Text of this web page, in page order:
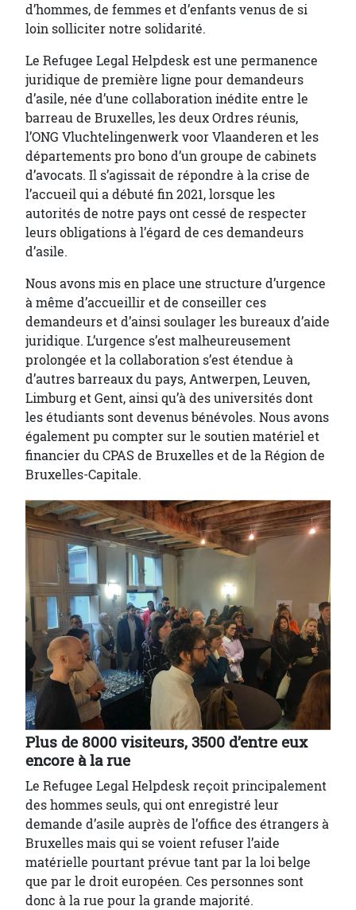
d’hommes, de femmes et d’enfants venus de si
loin solliciter notre solidarité.
Le Refugee Legal Helpdesk est une permanence
juridique de première ligne pour demandeurs
d’asile, née d’une collaboration inédite entre le
barreau de Bruxelles, les deux Ordres réunis,
l’ONG Vluchtelingenwerk voor Vlaanderen et les
départements pro bono d’un groupe de cabinets
d’avocats. Il s’agissait de répondre à la crise de
l’accueil qui a débuté fin 2021, lorsque les
autorités de notre pays ont cessé de respecter
leurs obligations à l’égard de ces demandeurs
d’asile.
Nous avons mis en place une structure d’urgence
à même d’accueillir et de conseiller ces
demandeurs et d’ainsi soulager les bureaux d’aide
juridique. L’urgence s’est malheureusement
prolongée et la collaboration s’est étendue à
d’autres barreaux du pays, Antwerpen, Leuven,
Limburg et Gent, ainsi qu’à des universités dont
les étudiants sont devenus bénévoles. Nous avons
également pu compter sur le soutien matériel et
financier du CPAS de Bruxelles et de la Région de
Bruxelles-Capitale.
Plus de 8000 visiteurs, 3500 d’entre eux
encore à la rue
Le Refugee Legal Helpdesk reçoit principalement
des hommes seuls, qui ont enregistré leur
demande d’asile auprès de l’office des étrangers à
Bruxelles mais qui se voient refuser l’aide
matérielle pourtant prévue tant par la loi belge
que par le droit européen. Ces personnes sont
donc à la rue pour la grande majorité.